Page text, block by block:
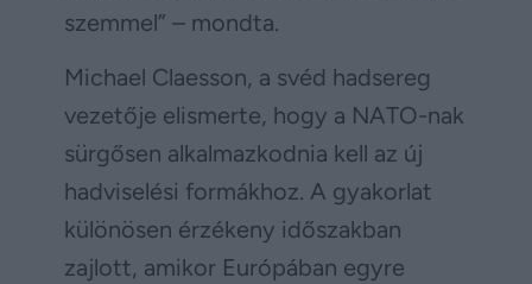
szemmel” – mondta.
Michael Claesson, a svéd hadsereg
vezetője elismerte, hogy a NATO-nak
sürgősen alkalmazkodnia kell az új
hadviselési formákhoz. A gyakorlat
különösen érzékeny időszakban
zajlott, amikor Európában egyre